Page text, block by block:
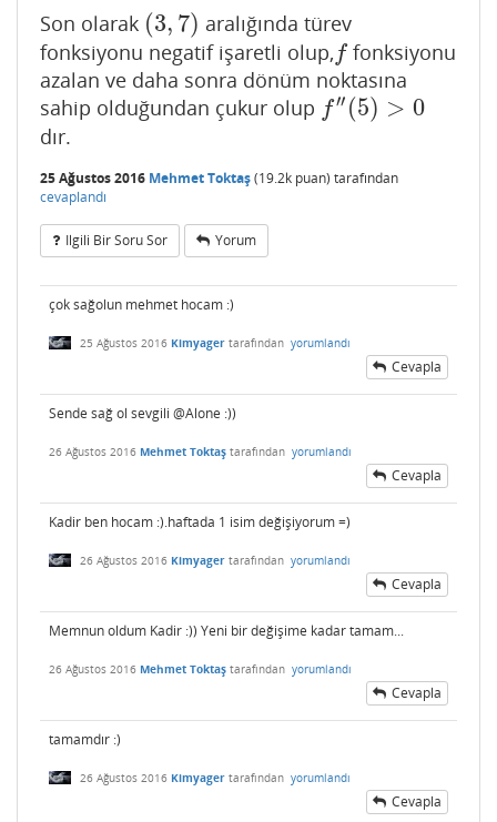
Son olarak (3, 7)
(3,7 )
aralığında türev
fonksiyonu negatif işaretli olup, f
f fonksiyonu
azalan ve daha sonra dönüm noktasına
sahip olduğundan çukur olup f′′ (5) > 0
f″(5)>0
dır.
25 Ağustos 2016 Mehmet Toktaş(19.2k puan) tarafından
cevaplandı
Ilgili Bir Soru Sor Yorum
çok sağolun mehmet hocam :)
25 Ağustos 2016 Kimyager tarafından yorumlandı
Cevapla
Sende sağ ol sevgili @Alone :))
26 Ağustos 2016 Mehmet Toktaş tarafından yorumlandı
Cevapla
Kadir ben hocam :).haftada 1 isim değişiyorum =)
26 Ağustos 2016 Kimyager tarafından yorumlandı
Cevapla
Memnun oldum Kadir :)) Yeni bir değişime kadar tamam...
26 Ağustos 2016 Mehmet Toktaş tarafından yorumlandı
Cevapla
tamamdır :)
26 Ağustos 2016 Kimyager tarafından yorumlandı
Cevapla